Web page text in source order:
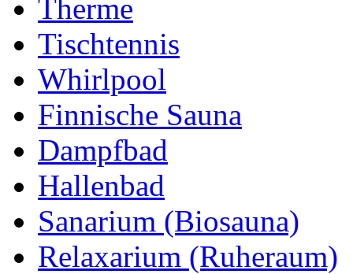
Therme
Tischtennis
Whirlpool
Finnische Sauna
Dampfbad
Hallenbad
Sanarium (Biosauna)
Relaxarium (Ruheraum)